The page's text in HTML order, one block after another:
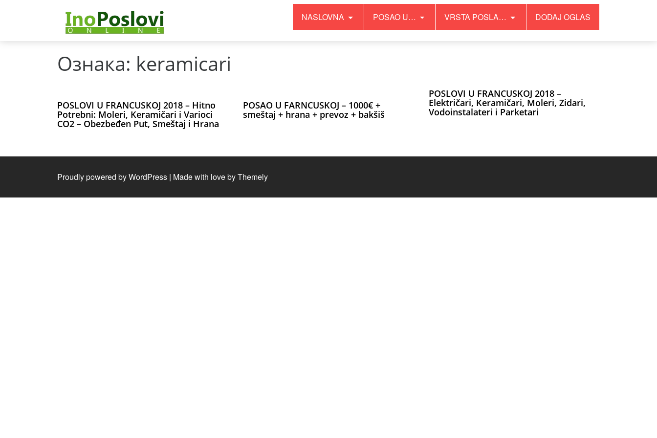
NASLOVNA POSAO U… VRSTA POSLA… DODAJ OGLAS
Ознака: keramicari
POSLOVI U FRANCUSKOJ 2018 – Hitno
Potrebni: Moleri, Keramičari i Varioci
CO2 – Obezbeđen Put, Smeštaj i Hrana
POSAO U FARNCUSKOJ – 1000€ +
smeštaj + hrana + prevoz + bakšiš
POSLOVI U FRANCUSKOJ 2018 –
Električari, Keramičari, Moleri, Zidari,
Vodoinstalateri i Parketari
Proudly powered by WordPress | Made with love byThemely